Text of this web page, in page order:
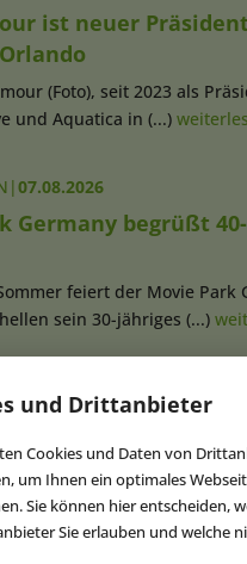
und Drittanbieter
Cookies und Daten von
um Ihnen ein optimales
Sie können hier entscheiden,
Sie erlauben und welche
ist neuer
(Foto), seit 2023 als
und Aquatica in (...)
|07.08.2026
Germany begrüßt
feiert der Movie Park
sein 30-jähriges (...)
erweitert
Ketteler Hof in Haltern
Bauarbeiten zur (...)